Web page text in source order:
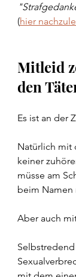
(hier
Mitleid
den
Es ist an der
Natürlich mit
keiner
müsse am
beim Namen
Aber auch